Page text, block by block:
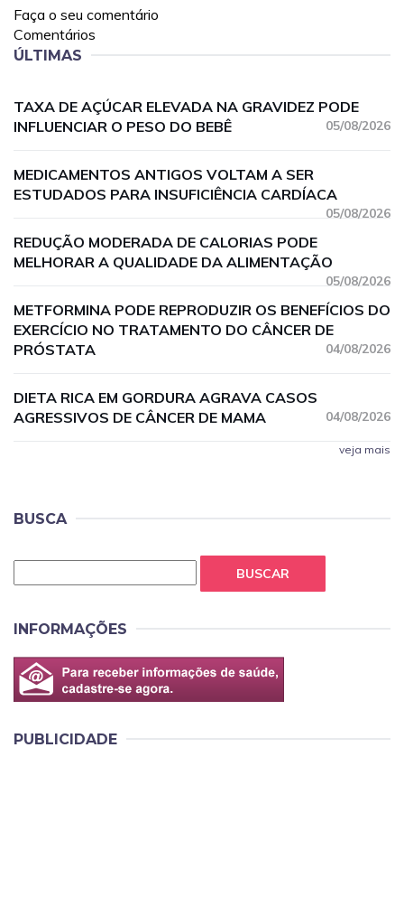
Faça o seu comentário
Comentários
ÚLTIMAS
TAXA DE AÇÚCAR ELEVADA NA GRAVIDEZ PODE
INFLUENCIAR O PESO DO BEBÊ
05/08/2026
MEDICAMENTOS ANTIGOS VOLTAM A SER
ESTUDADOS PARA INSUFICIÊNCIA CARDÍACA
05/08/2026
REDUÇÃO MODERADA DE CALORIAS PODE
MELHORAR A QUALIDADE DA ALIMENTAÇÃO
05/08/2026
METFORMINA PODE REPRODUZIR OS BENEFÍCIOS DO
EXERCÍCIO NO TRATAMENTO DO CÂNCER DE
PRÓSTATA
04/08/2026
DIETA RICA EM GORDURA AGRAVA CASOS
AGRESSIVOS DE CÂNCER DE MAMA
04/08/2026
veja mais
BUSCA
BUSCAR
INFORMAÇÕES
PUBLICIDADE